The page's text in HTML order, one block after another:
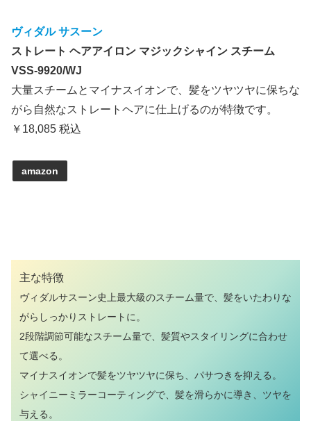
ヴィダル サスーン
ストレート ヘアアイロン マジックシャイン スチーム
VSS-9920/WJ
大量スチームとマイナスイオンで、髪をツヤツヤに保ちな
がら自然なストレートヘアに仕上げるのが特徴です。
￥18,085 税込
amazon
主な特徴
ヴィダルサスーン史上最大級のスチーム量で、髪をいたわりな
がらしっかりストレートに。
2段階調節可能なスチーム量で、髪質やスタイリングに合わせ
て選べる。
マイナスイオンで髪をツヤツヤに保ち、パサつきを抑える。
シャイニーミラーコーティングで、髪を滑らかに導き、ツヤを
与える。